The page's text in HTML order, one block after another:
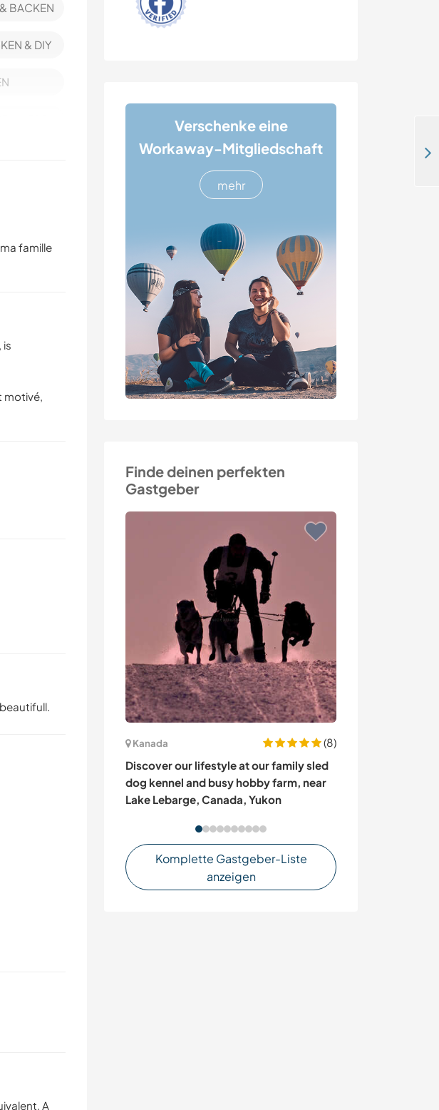
Verschenke eine
Workaway-Mitgliedschaft
mehr
Finde deinen perfekten
Gastgeber
Kanada
(8)
Discover our lifestyle at our family sled
dog kennel and busy hobby farm, near
Lake Lebarge, Canada, Yukon
Komplette Gastgeber-Liste
anzeigen
BACKEN
& DIY
famille
is
motivé,
A